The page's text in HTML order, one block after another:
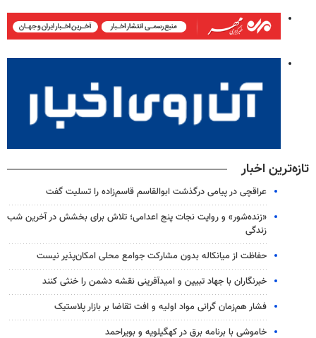
تازه‌ترین اخبار
عراقچی در پیامی درگذشت ابوالقاسم قاسم‌زاده را تسلیت گفت
«زنده‌شور» و روایت نجات پنج اعدامی؛ تلاش برای بخشش در آخرین شب
زندگی
حفاظت از میانکاله بدون مشارکت جوامع محلی امکان‌پذیر نیست
خبرنگاران با جهاد تبیین و امیدآفرینی نقشه دشمن را خنثی کنند
فشار هم‌زمان گرانی مواد اولیه و افت تقاضا بر بازار پلاستیک
خاموشی با برنامه برق در کهگیلویه و بویراحمد